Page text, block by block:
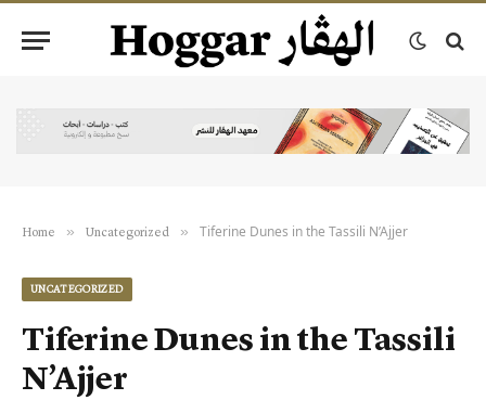
Home » Uncategorized » Tiferine Dunes in the Tassili N’Ajjer
UNCATEGORIZED
Tiferine Dunes in the Tassili
N’Ajjer